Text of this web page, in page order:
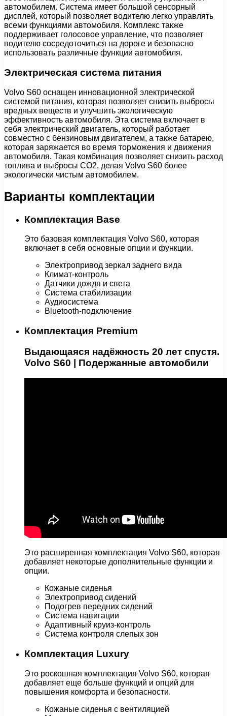
автомобилем. Система имеет большой сенсорный
дисплей, который позволяет водителю легко управлять
всеми функциями автомобиля. Комплекс также
поддерживает голосовое управление, что позволяет
водителю сосредоточиться на дороге и безопасно
использовать различные функции автомобиля.
Электрическая система питания
Volvo S60 оснащен инновационной электрической
системой питания, которая позволяет снизить выбросы
вредных веществ и улучшить экологическую
эффективность автомобиля. Эта система включает в
себя электрический двигатель, который работает
совместно с бензиновым двигателем, а также батарею,
которая заряжается во время торможения и движения
автомобиля. Такая комбинация позволяет снизить расход
топлива и выбросы CO2, делая Volvo S60 более
экологически чистым автомобилем.
Варианты комплектации
Комплектация Base
Это базовая комплектация Volvo S60, которая
включает в себя основные опции и функции.
Электропривод зеркал заднего вида
Климат-контроль
Датчики дождя и света
Система стабилизации
Аудиосистема
Bluetooth-подключение
Комплектация Premium
Выдающаяся надёжность 20 лет спустя.
Volvo S60 | Подержанные автомобили
Это расширенная комплектация Volvo S60, которая
добавляет некоторые дополнительные функции и
опции.
Кожаные сиденья
Электропривод сидений
Подогрев передних сидений
Система навигации
Адаптивный круиз-контроль
Система контроля слепых зон
Комплектация Luxury
Это роскошная комплектация Volvo S60, которая
добавляет еще больше функций и опций для
повышения комфорта и безопасности.
Кожаные сиденья с вентиляцией